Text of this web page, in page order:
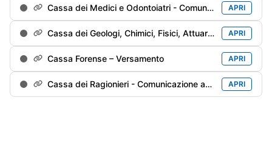
Cassa dei Medici e Odontoiatri - Comunicazione annuale APRI
Cassa dei Geologi, Chimici, Fisici, Attuari e Agronomi - Comunicazione annuale APRI
Cassa Forense – Versamento APRI
Cassa dei Ragionieri - Comunicazione annuale APRI